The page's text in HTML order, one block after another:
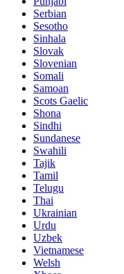
Serbian
Sesotho
Sinhala
Slovak
Slovenian
Somali
Samoan
Scots Gaelic
Shona
Sindhi
Sundanese
Swahili
Tajik
Tamil
Telugu
Thai
Ukrainian
Urdu
Uzbek
Vietnamese
Welsh